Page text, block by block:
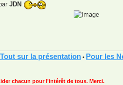
JDN
Tout sur la présentation • Pour les
chacun pour l'intérêt de tous. Merci.